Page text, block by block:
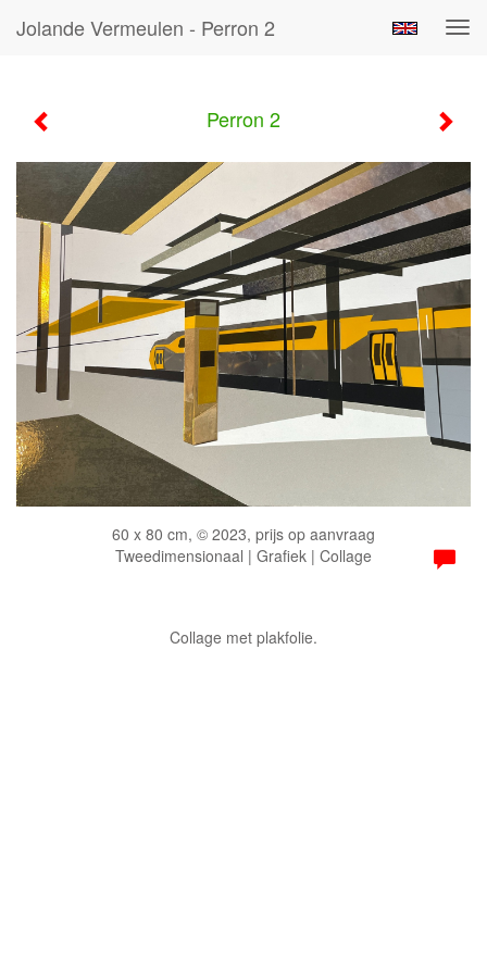
Jolande Vermeulen - Perron 2
Perron 2
60 x 80 cm, © 2023, prijs op aanvraag
Tweedimensionaal | Grafiek | Collage
Collage met plakfolie.